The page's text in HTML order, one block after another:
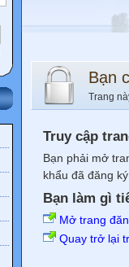
Bạn
Trang
Truy cập
Bạn phải mở
khẩu đã đăng
Bạn làm gì
Mở trang
Quay trở lại